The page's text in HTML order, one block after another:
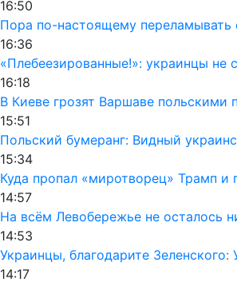
16:50
Пора по-настоящему переламывать
16:36
«Плебеезированные!»: украинцы не
16:18
В Киеве грозят Варшаве польскими
15:51
Польский бумеранг: Видный
15:34
Куда пропал «миротворец» Трамп
14:57
На всём Левобережье не осталось
14:53
Украинцы, благодарите
14:17